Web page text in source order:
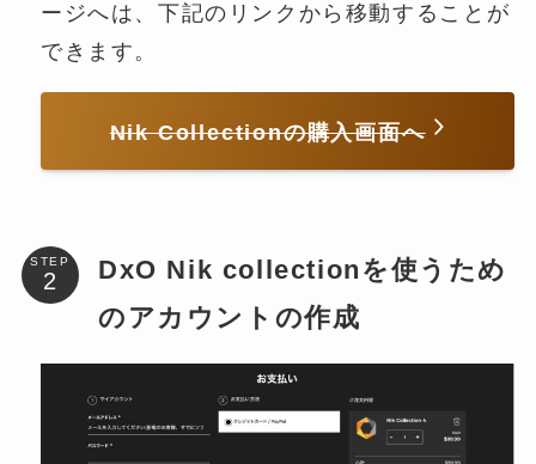
ージへは、下記のリンクから移動することが
できます。
Nik Collectionの購入画面へ
STEP
DxO Nik collectionを使うため
のアカウントの作成